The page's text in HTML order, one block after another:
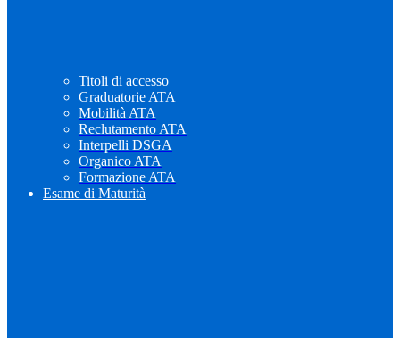
Titoli di accesso
Graduatorie ATA
Mobilità ATA
Reclutamento ATA
Interpelli DSGA
Organico ATA
Formazione ATA
Esame di Maturità